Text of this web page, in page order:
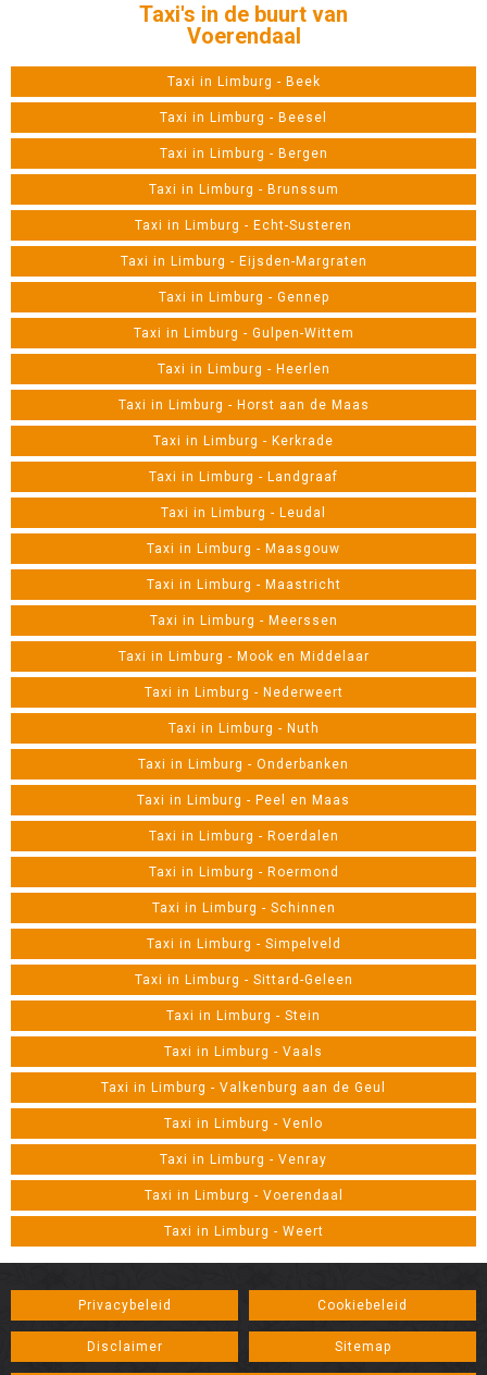
Taxi's in de buurt van
Voerendaal
Taxi in Limburg - Beek
Taxi in Limburg - Beesel
Taxi in Limburg - Bergen
Taxi in Limburg - Brunssum
Taxi in Limburg - Echt-Susteren
Taxi in Limburg - Eijsden-Margraten
Taxi in Limburg - Gennep
Taxi in Limburg - Gulpen-Wittem
Taxi in Limburg - Heerlen
Taxi in Limburg - Horst aan de Maas
Taxi in Limburg - Kerkrade
Taxi in Limburg - Landgraaf
Taxi in Limburg - Leudal
Taxi in Limburg - Maasgouw
Taxi in Limburg - Maastricht
Taxi in Limburg - Meerssen
Taxi in Limburg - Mook en Middelaar
Taxi in Limburg - Nederweert
Taxi in Limburg - Nuth
Taxi in Limburg - Onderbanken
Taxi in Limburg - Peel en Maas
Taxi in Limburg - Roerdalen
Taxi in Limburg - Roermond
Taxi in Limburg - Schinnen
Taxi in Limburg - Simpelveld
Taxi in Limburg - Sittard-Geleen
Taxi in Limburg - Stein
Taxi in Limburg - Vaals
Taxi in Limburg - Valkenburg aan de Geul
Taxi in Limburg - Venlo
Taxi in Limburg - Venray
Taxi in Limburg - Voerendaal
Taxi in Limburg - Weert
Privacybeleid Cookiebeleid
Disclaimer Sitemap